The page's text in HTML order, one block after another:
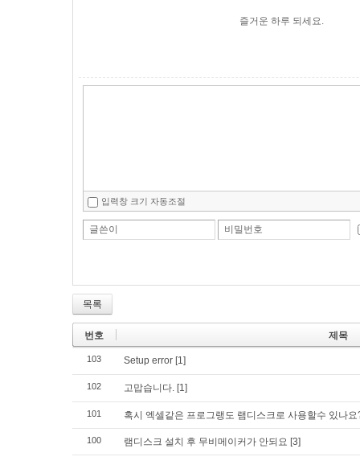
즐거운 하루 되세요.
입력창 크기 자동조절
글쓴이 비밀번호
목록
번호 제목
103 Setup error [1]
102 고맙습니다. [1]
101 혹시 엑셀같은 프로그랭도 램디스크로 사용할수 있나요
100 램디스크 설치 후 무비메이커가 안되요 [3]